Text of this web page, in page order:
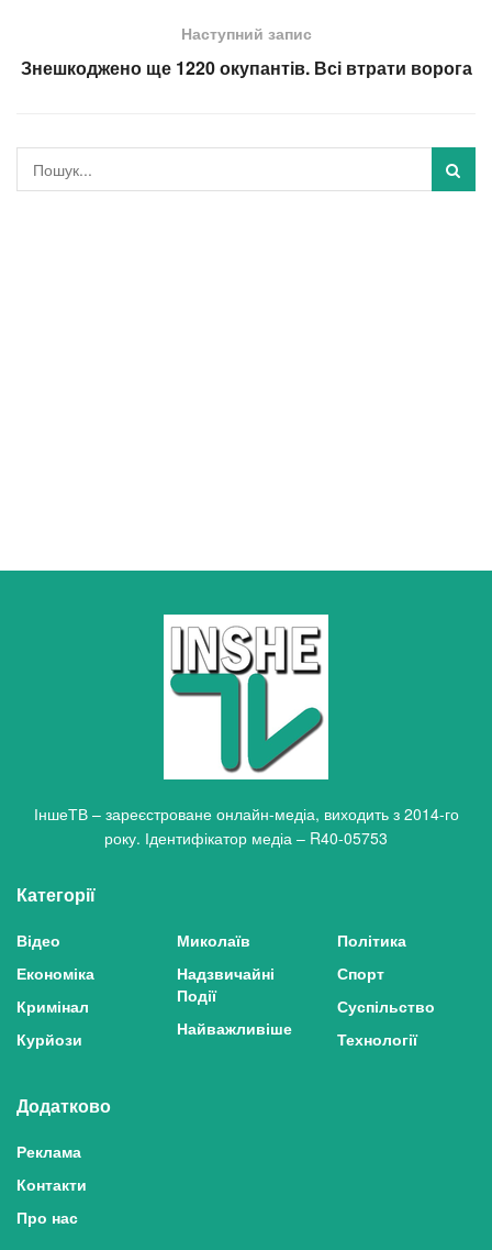
Наступний запис
Знешкоджено ще 1220 окупантів. Всі втрати ворога
ІншеТВ – зареєстроване онлайн-медіа, виходить з 2014-го
року. Ідентифікатор медіа – R40-05753
Категорії
Відео
Економіка
Кримінал
Курйози
Миколаїв
Надзвичайні
Події
Найважливіше
Політика
Спорт
Суспільство
Технології
Додатково
Реклама
Контакти
Про нас